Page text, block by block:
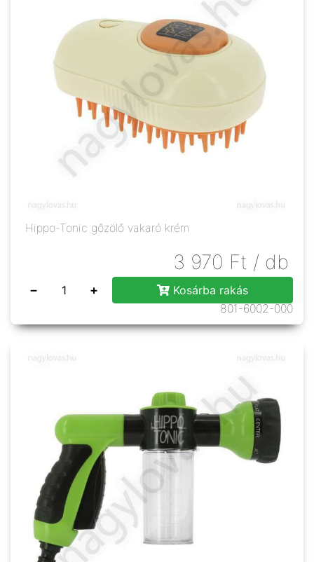
Hippo-Tonic gőzölő vakaró krém
3 970 Ft / db
− +
Kosárba rakás
801-6002-000